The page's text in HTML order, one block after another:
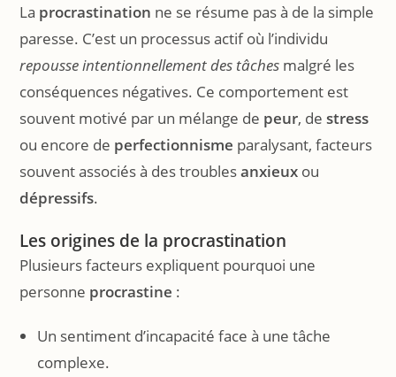
La procrastination ne se résume pas à de la simple
paresse. C’est un processus actif où l’individu
repousse intentionnellement des tâches malgré les
conséquences négatives. Ce comportement est
souvent motivé par un mélange de peur, destress
ou encore de perfectionnisme paralysant, facteurs
souvent associés à des troublesanxieux ou
dépressifs.
Les origines de la procrastination
Plusieurs facteurs expliquent pourquoi une
personne procrastine :
Un sentiment d’incapacité face à une tâche
complexe.